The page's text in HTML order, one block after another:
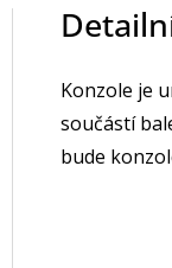
Konzole je
součástí
bude